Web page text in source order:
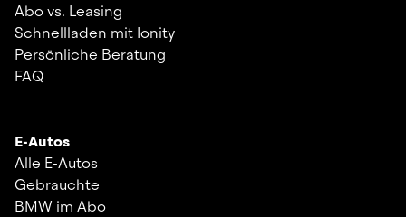
Abo vs. Leasing
Schnellladen mit Ionity
Persönliche Beratung
FAQ
E-Autos
Alle E-Autos
Gebrauchte
BMW im Abo